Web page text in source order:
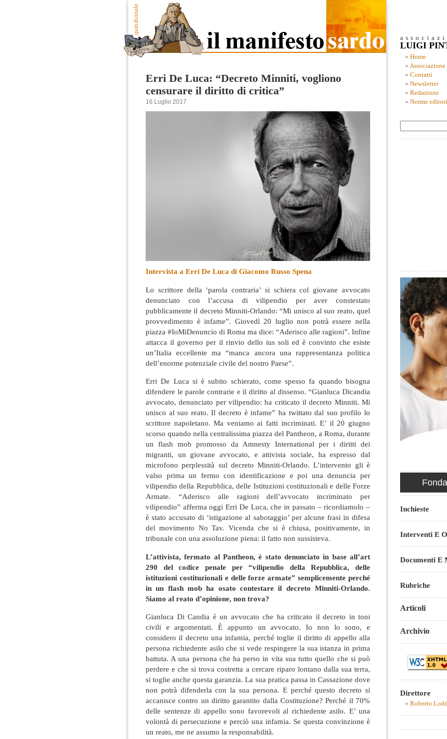
Erri De Luca: “Decreto Minniti, vogliono
censurare il diritto di critica”
16 Luglio 2017
Intervista a Erri De Luca di Giacomo Russo Spena
Lo scrittore della ‘parola contraria’ si schiera col giovane avvocato
denunciato con l’accusa di vilipendio per aver constestato
pubblicamente il decreto Minniti-Orlando: “Mi unisco al suo reato, quel
provvedimento è infame”. Giovedì 20 luglio non potrà essere nella
piazza #IoMiDenuncio di Roma ma dice: “Aderisco alle ragioni”. Infine
attacca il governo per il rinvio dello ius soli ed è convinto che esiste
un’Italia eccellente ma “manca ancora una rappresentanza politica
dell’enorme potenziale civile del nostro Paese”.
Erri De Luca si è subito schierato, come spesso fa quando bisogna
difendere le parole contrarie e il diritto al dissenso. “Gianluca Dicandia
avvocato, denunciato per vilipendio: ha criticato il decreto Minniti. Mi
unisco al suo reato. Il decreto è infame” ha twittato dal suo profilo lo
scrittore napoletano. Ma veniamo ai fatti incriminati. E’ il 20 giugno
scorso quando nella centralissima piazza del Pantheon, a Roma, durante
un flash mob promosso da Amnesty International per i diritti dei
migranti, un giovane avvocato, e attivista sociale, ha espresso dal
microfono perplessità sul decreto Minniti-Orlando. L’intervento gli è
valso prima un fermo con identificazione e poi una denuncia per
vilipendio della Repubblica, delle Istituzioni costituzionali e delle Forze
Armate. “Aderisco alle ragioni dell’avvocato incriminato per
vilipendio” afferma oggi Erri De Luca, che in passato – ricordiamolo –
è stato accusato di ‘istigazione al sabotaggio’ per alcune frasi in difesa
del movimento No Tav. Vicenda che si è chiusa, positivamente, in
tribunale con una assoluzione piena: il fatto non sussisteva.
L’attivista, fermato al Pantheon, è stato denunciato in base all’art
290 del codice penale per “vilipendio della Repubblica, delle
istituzioni costituzionali e delle forze armate” semplicemente perché
in un flash mob ha osato contestare il decreto Minniti-Orlando.
Siamo al reato d’opinione, non trova?
Gianluca Di Candia è un avvocato che ha criticato il decreto in toni
civili e argomentati. È appunto un avvocato. Io non lo sono, e
considero il decreto una infamia, perché toglie il diritto di appello alla
persona richiedente asilo che si vede respingere la sua istanza in prima
battuta. A una persona che ha perso in vita sua tutto quello che si può
perdere e che si trova costretta a cercare riparo lontano dalla sua terra,
si toglie anche questa garanzia. La sua pratica passa in Cassazione dove
non potrà difenderla con la sua persona. E perché questo decreto si
accanisce contro un diritto garantito dalla Costituzione? Perché il 70%
delle sentenze di appello sono favorevoli al richiedente asilo. E’ una
volontà di persecuzione e perciò una infamia. Se questa convinzione è
un reato, me ne assumo la responsabilità.
LUIGI
Home
Associazione
Contatti
Newsletter
Redazione
Norme
Inchieste
Interventi E
Documenti E
Rubriche
Articoli
Archivio
Direttore
Roberto